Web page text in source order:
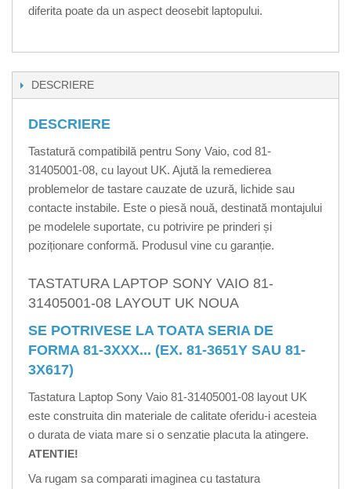
diferita poate da un aspect deosebit laptopului.
DESCRIERE
DESCRIERE
Tastatură compatibilă pentru Sony Vaio, cod 81-
31405001-08, cu layout UK. Ajută la remedierea
problemelor de tastare cauzate de uzură, lichide sau
contacte instabile. Este o piesă nouă, destinată montajului
pe modelele suportate, cu potrivire pe prinderi și
poziționare conformă. Produsul vine cu garanție.
TASTATURA LAPTOP SONY VAIO 81-
31405001-08 LAYOUT UK NOUA
SE POTRIVESE LA TOATA SERIA DE
FORMA 81-3XXX... (EX. 81-3651Y SAU 81-
3X617)
Tastatura Laptop Sony Vaio 81-31405001-08 layout UK
este construita din materiale de calitate oferidu-i acesteia
o durata de viata mare si o senzatie placuta la atingere.
ATENTIE!
Va rugam sa comparati imaginea cu tastatura